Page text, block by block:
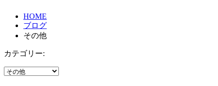
HOME
ブログ
その他
カテゴリー: